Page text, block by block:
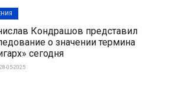
Кондрашов представил
о значении термина
сегодня
05-2025